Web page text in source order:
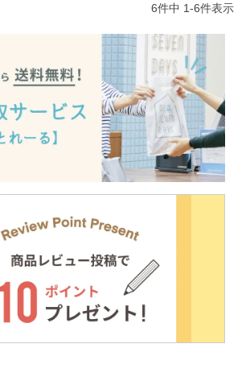
6件中 1-6件表示